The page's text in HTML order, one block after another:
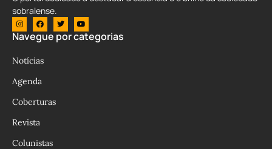
sobralense.
Navegue por categorias
Notícias
Agenda
Coberturas
Revista
Colunistas